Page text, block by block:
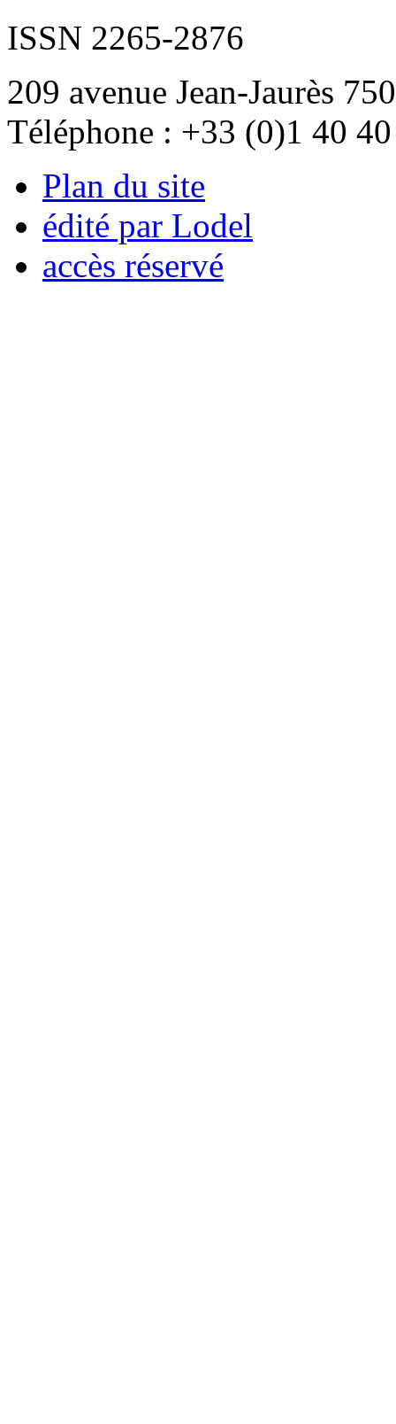
ISSN 2265-2876
209 avenue Jean-Jaurès
Téléphone : +33 (0)1 40
Plan du site
édité par Lodel
accès réservé